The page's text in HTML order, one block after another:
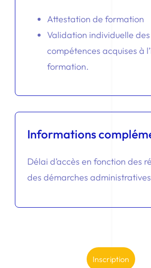
Attestation de formation
Validation individuelle des
compétences acquises à
formation.
Informations
Délai d’accès en fonction des
des démarches administratives
Inscription